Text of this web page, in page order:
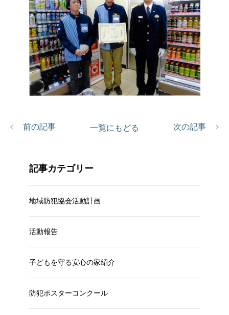
前の記事 一覧にもどる 次の記事
記事カテゴリー
地域防犯協会活動計画
活動報告
子どもを守る安心の家紹介
防犯ポスターコンクール